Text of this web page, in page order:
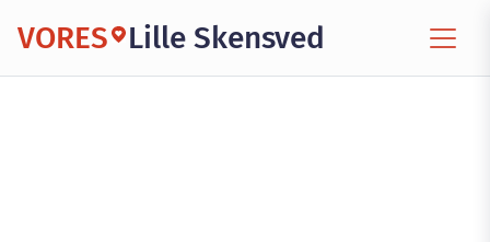
VORES Lille Skensved